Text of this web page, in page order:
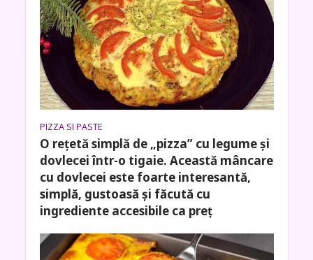
PIZZA SI PASTE
O rețetă simplă de „pizza” cu legume și
dovlecei într-o tigaie. Această mâncare
cu dovlecei este foarte interesantă,
simplă, gustoasă și făcută cu
ingrediente accesibile ca preț